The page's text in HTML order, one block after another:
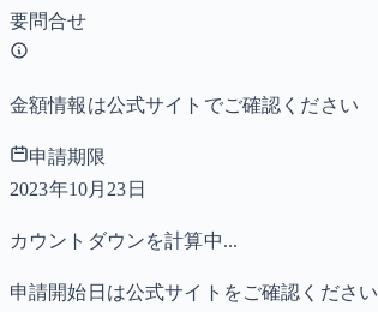
要問合せ
金額情報は公式サイトでご確認ください
申請期限
2023年10月23日
カウントダウンを計算中...
申請開始日は公式サイトをご確認ください